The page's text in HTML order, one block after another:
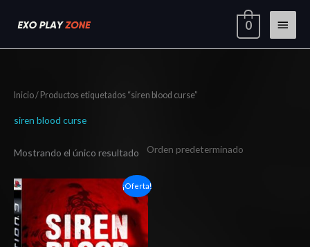
Menú
0
Inicio/ Productos etiquetados “siren blood curse”
siren blood curse
Mostrando el único resultado
¡Oferta!
precio
original
era:
$7.13.
precio
actual
es:
$4.98.